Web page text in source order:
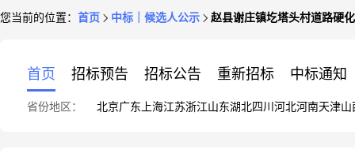
您当前的位置： 首页 中标｜候选人公示 赵县谢庄镇圪塔头村道路硬
首页 招标预告 招标公告 重新招标 中标通知
省份地区： 北京广东 上海江苏浙江山东湖北四川 河北河南天津山